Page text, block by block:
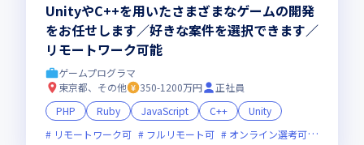
UnityやC++を用いたさまざまなゲームの開発
をお任せします／好きな案件を選択できます／
リモートワーク可能
ゲームプログラマ
東京都、その他
350-1200万円
正社員
PHP
Ruby JavaScript C++
Unity
リモートワーク可
フルリモート可 オンライン選考可